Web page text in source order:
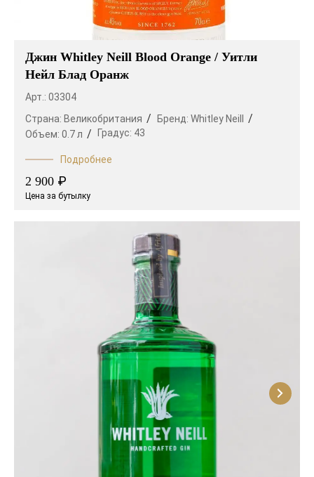
Джин Whitley Neill Blood Orange / Уитли
Нейл Блад Оранж
Арт.: 03304
Страна: Великобритания Бренд: Whitley Neill
Объем: 0.7 л Градус: 43
Подробнее
2 900 ₽
Цена за бутылку